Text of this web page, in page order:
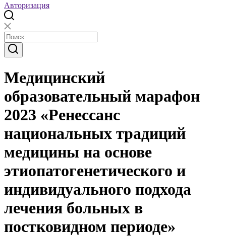
Авторизация
Медицинский
образовательный марафон
2023 «Ренессанс
национальных традиций
медицины на основе
этиопатогенетического и
индивидуального подхода
лечения больных в
постковидном периоде»